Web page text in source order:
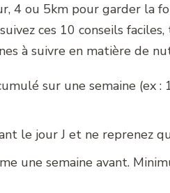
4 ou 5km pour garder la
ces 10 conseils
à suivre en matière de
sur une semaine (ex
le jour J et ne reprenez
une semaine avant.